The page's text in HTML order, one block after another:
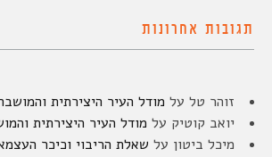
תגובות אחרונות
זוהר טל על מודל העיר היצירתית
יואב קוטיק על מודל העיר היצירתית
מיכל ביטון על שאלת הריבוי וכיכר